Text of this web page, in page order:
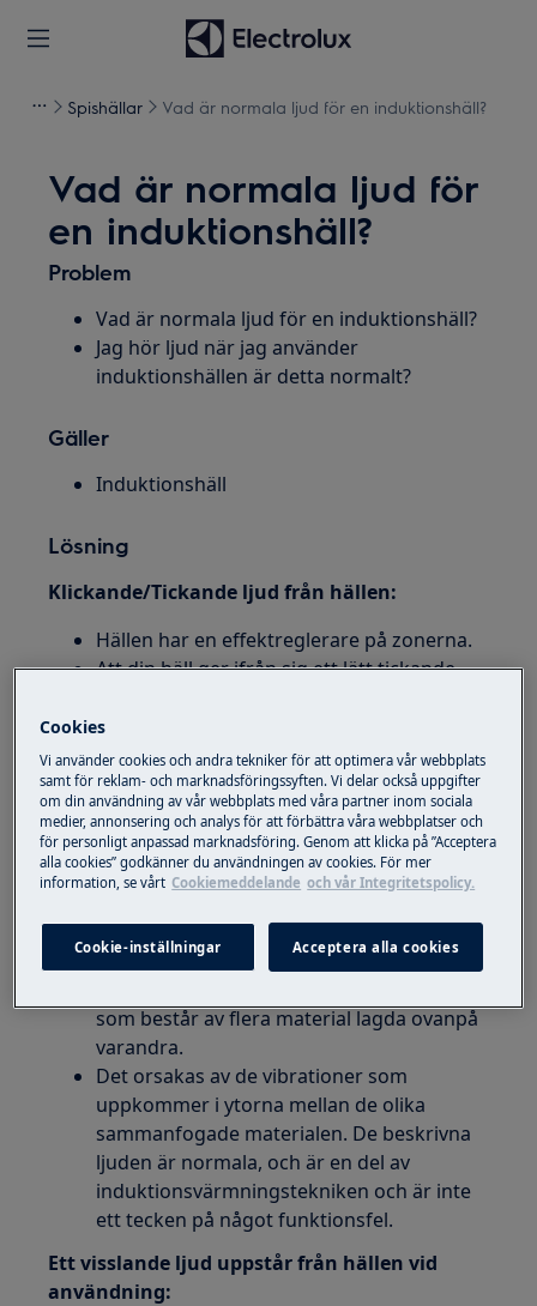
Spishällar Vad är normala ljud för en induktionshäll?
Vad är normala ljud för
en induktionshäll?
Problem
Vad är normala ljud för en induktionshäll?
Jag hör ljud när jag använder
induktionshällen är detta normalt?
Gäller
Induktionshäll
Lösning
Klickande/Tickande ljud från hällen:
Hällen har en effektreglerare på zonerna.
Att din häll ger ifrån sig ett lätt tickande
effektreglerare på zonerna. Det kan också
höras ett mjukt tickande ljud vid lägre
inställningar.
Oljud uppstår från hällen vid användning:
Kokkärlet består av flera material,
använder flera kokplattor samtidigt.
Högfrekventa ljud kommer från kokkärlet,
som består av flera material lagda ovanpå
varandra.
Det orsakas av de vibrationer som
uppkommer i ytorna mellan de olika
sammanfogade materialen. De beskrivna
ljuden är normala, och är en del av
induktionsvärmningstekniken och är inte
ett tecken på något funktionsfel.
Ett visslande ljud uppstår från hällen vid
användning:
Cookies
Vi använder cookies och andra tekniker för att optimera vår webbplats
samt för reklam- och marknadsföringssyften. Vi delar också uppgifter
om din användning av vår webbplats med våra partner inom sociala
medier, annonsering och analys för att förbättra våra webbplatser och
för personligt anpassad marknadsföring. Genom att klicka på ”Acceptera
alla cookies” godkänner du användningen av cookies. För mer
information, se vårt Cookiemeddelande och vår Integritetspolicy.
Cookie-inställningar Acceptera alla cookies